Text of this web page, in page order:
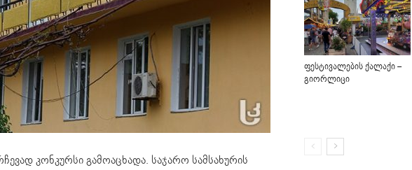
კონკურსი გამოაცხადა. საჯარო სამსახურის
ფესტივალების ქალაქი –
გიორლიცი